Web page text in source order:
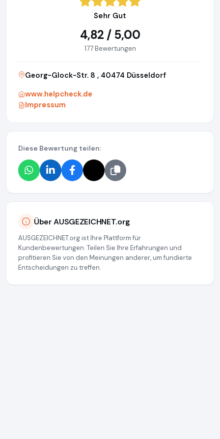
Sehr Gut
4,82 / 5,00
177 Bewertungen
Georg-Glock-Str. 8 , 40474 Düsseldorf
www.helpcheck.de
Impressum
Diese Bewertung teilen:
Über AUSGEZEICHNET.org
AUSGEZEICHNET.org ist Ihre Plattform für
Kundenbewertungen. Teilen Sie Ihre Erfahrungen und
profitieren Sie von den Meinungen anderer, um fundierte
Entscheidungen zu treffen.